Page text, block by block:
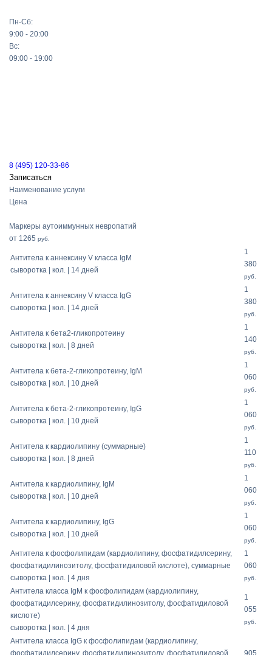
Пн-Сб:
9:00 - 20:00
Вс:
09:00 - 19:00
8 (495) 120-33-86
Записаться
Наименование услуги
Цена
Маркеры аутоиммунных невропатий
от 1265 руб.
Антитела к аннексину V класса IgM
сыворотка | кол. | 14 дней
1
380
руб.
Антитела к аннексину V класса IgG
сыворотка | кол. | 14 дней
1
380
руб.
Антитела к бета2-гликопротеину
сыворотка | кол. | 8 дней
1
140
руб.
Антитела к бета-2-гликопротеину, IgM
сыворотка | кол. | 10 дней
1
060
руб.
Антитела к бета-2-гликопротеину, IgG
сыворотка | кол. | 10 дней
1
060
руб.
Антитела к кардиолипину (суммарные)
сыворотка | кол. | 8 дней
1
110
руб.
Антитела к кардиолипину, IgM
сыворотка | кол. | 10 дней
1
060
руб.
Антитела к кардиолипину, IgG
сыворотка | кол. | 10 дней
1
060
руб.
Антитела к фосфолипидам (кардиолипину, фосфатидилсерину,
фосфатидилинозитолу, фосфатидиловой кислоте), суммарные
сыворотка | кол. | 4 дня
1
060
руб.
Антитела класса IgМ к фосфолипидам (кардиолипину,
фосфатидилсерину, фосфатидилинозитолу, фосфатидиловой
кислоте)
сыворотка | кол. | 4 дня
1
055
руб.
Антитела класса IgG к фосфолипидам (кардиолипину,
фосфатидилсерину, фосфатидилинозитолу, фосфатидиловой
905